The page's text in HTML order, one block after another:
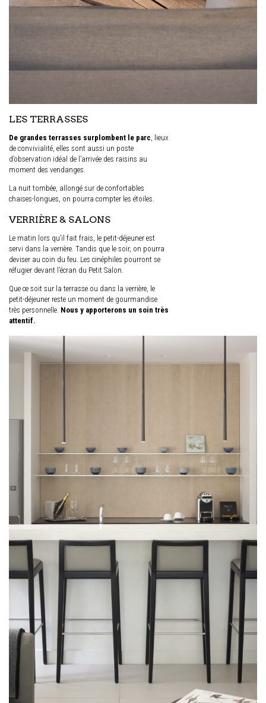
LES TERRASSES
De grandes terrasses surplombent le parc, lieux
de convivialité, elles sont aussi un poste
d’observation idéal de l’arrivée des raisins au
moment des vendanges.
La nuit tombée, allongé sur de confortables
chaises-longues, on pourra compter les étoiles.
VERRIÈRE & SALONS
Le matin lors qu’il fait frais, le petit-déjeuner est
servi dans la verrière. Tandis que le soir, on pourra
deviser au coin du feu. Les cinéphiles pourront se
réfugier devant l’écran du Petit Salon.
Que ce soit sur la terrasse ou dans la verrière, le
petit-déjeuner reste un moment de gourmandise
très personnelle. Nous y apporterons un soin très
attentif.